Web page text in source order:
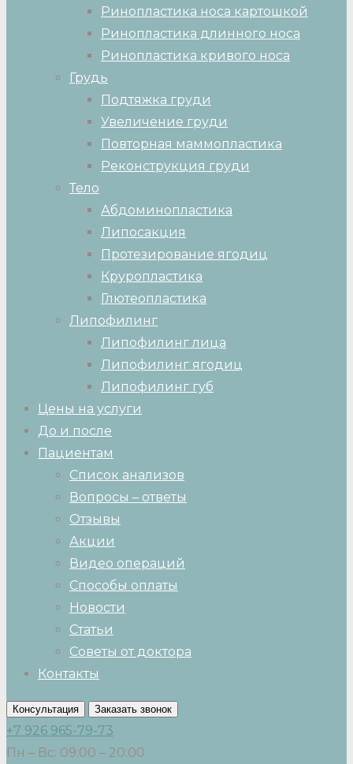
Ринопластика носа картошкой
Ринопластика длинного носа
Ринопластика кривого носа
Грудь
Подтяжка груди
Увеличение груди
Повторная маммопластика
Реконструкция груди
Тело
Абдоминопластика
Липосакция
Протезирование ягодиц
Круропластика
Глютеопластика
Липофилинг
Липофилинг лица
Липофилинг ягодиц
Липофилинг губ
Цены на услуги
До и после
Пациентам
Список анализов
Вопросы – ответы
Отзывы
Акции
Видео операций
Способы оплаты
Новости
Статьи
Советы от доктора
Контакты
Консультация Заказать звонок
+7 926 965-79-73
Пн – Вс: 09:00 – 20:00